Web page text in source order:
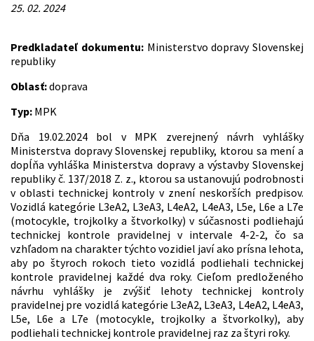
25. 02. 2024
Predkladateľ dokumentu: Ministerstvo dopravy Slovenskej
republiky
Oblasť:doprava
Typ: MPK
Dňa 19.02.2024 bol v MPK zverejnený návrh vyhlášky
Ministerstva dopravy Slovenskej republiky, ktorou sa mení a
dopĺňa vyhláška Ministerstva dopravy a výstavby Slovenskej
republiky č. 137/2018 Z. z., ktorou sa ustanovujú podrobnosti
v oblasti technickej kontroly v znení neskorších predpisov.
Vozidlá kategórie L3eA2, L3eA3, L4eA2, L4eA3, L5e, L6e a L7e
(motocykle, trojkolky a štvorkolky) v súčasnosti podliehajú
technickej kontrole pravidelnej v intervale 4-2-2, čo sa
vzhľadom na charakter týchto vozidiel javí ako prísna lehota,
aby po štyroch rokoch tieto vozidlá podliehali technickej
kontrole pravidelnej každé dva roky. Cieľom predloženého
návrhu vyhlášky je zvýšiť lehoty technickej kontroly
pravidelnej pre vozidlá kategórie L3eA2, L3eA3, L4eA2, L4eA3,
L5e, L6e a L7e (motocykle, trojkolky a štvorkolky), aby
podliehali technickej kontrole pravidelnej raz za štyri roky.